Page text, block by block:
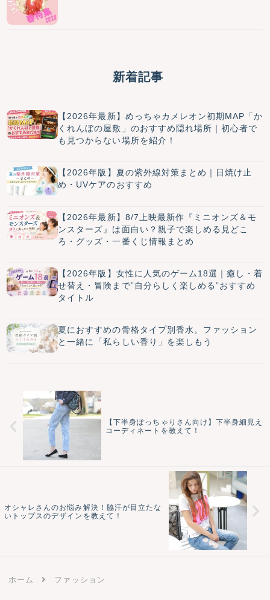
新着記事
【2026年最新】めっちゃカメレオン初期MAP「か
くれんぼの屋敷」のおすすめ隠れ場所｜初心者で
も見つからない場所を紹介！
【2026年版】夏の紫外線対策まとめ｜日焼け止
め・UVケアのおすすめ
【2026年最新】8/7上映最新作『ミニオンズ＆モ
ンスターズ』は面白い？親子で楽しめる見どこ
ろ・グッズ・一番くじ情報まとめ
【2026年版】女性に人気のゲーム18選｜癒し・着
せ替え・冒険まで”自分らしく楽しめる”おすすめ
タイトル
夏におすすめの骨格タイプ別香水。ファッション
と一緒に「私らしい香り」を楽しもう
【下半身ぽっちゃりさん向け】下半身細見え
コーディネートを教えて！
オシャレさんのお悩み解決！脇汗が目立たな
いトップスのデザインを教えて！
ホーム ファッション